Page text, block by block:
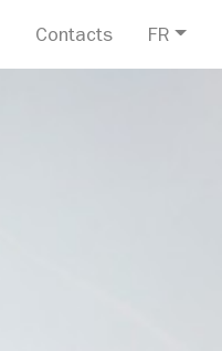
Contacts FR